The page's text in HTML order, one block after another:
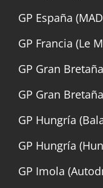
GP España
GP Francia (Le
GP Gran
GP Gran
GP Hungría
GP Hungría
GP Imola